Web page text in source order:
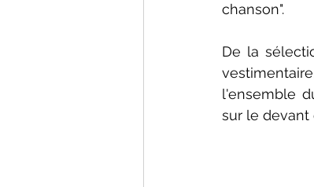
chanson".
De la
l'ensemble
sur le devant